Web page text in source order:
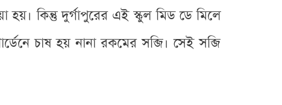
হয়। কিন্তু দুর্গাপুরের এই স্কুল মিড ডে মিলে
চাষ হয় নানা রকমের সব্জি। সেই সব্জি